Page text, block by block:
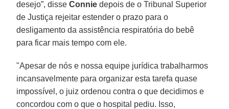
desejo”, disseConnie depois de o Tribunal Superior
de Justiça rejeitar estender o prazo para o
desligamento da assistência respiratória do bebê
para ficar mais tempo com ele.
"Apesar de nós e nossa equipe jurídica trabalharmos
incansavelmente para organizar esta tarefa quase
impossível, o juiz ordenou contra o que decidimos e
concordou com o que o hospital pediu. Isso,